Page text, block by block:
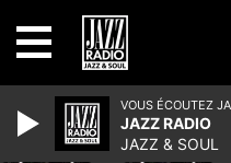
VOUS ÉCOUTEZ
JAZZ RADIO
JAZZ & SOUL